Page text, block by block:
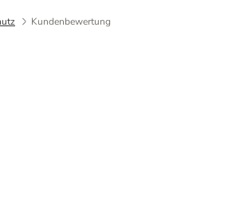
Kundenbewertung